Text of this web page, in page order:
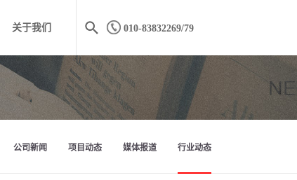
010-83832269/79
关于我们
公司新闻 项目动态 媒体报道 行业动态